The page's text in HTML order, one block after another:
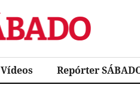
Vídeos Repórter